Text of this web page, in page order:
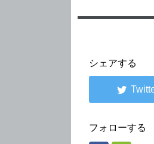
シェアする
フォローする